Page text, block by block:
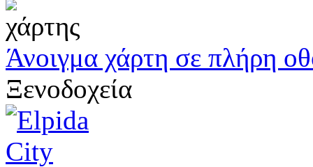
Άνοιγμα χάρτη σε πλήρη
Ξενοδοχεία